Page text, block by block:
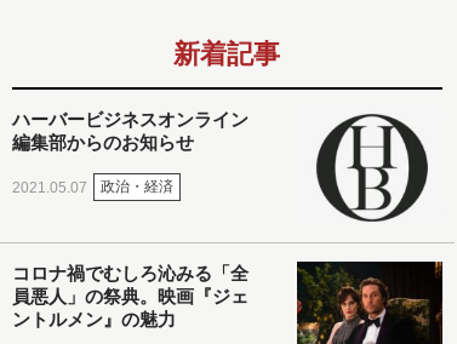
新着記事
ハーバービジネスオンライン
編集部からのお知らせ
2021.05.07 政治・経済
コロナ禍でむしろ沁みる「全
員悪人」の祭典。映画『ジェ
ントルメン』の魅力